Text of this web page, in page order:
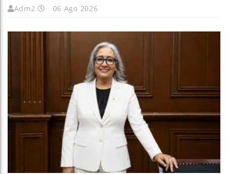
Adm2 06 Ago 2026